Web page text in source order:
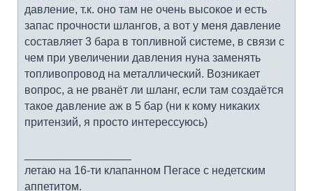
давление, т.к. оно там не очень высокое и есть
запас прочности шлангов, а вот у меня давление
составляет 3 бара в топливной системе, в связи с
чем при увеличении давления нуна заменять
топливопровод на металлический. Возникает
вопрос, а не рванёт ли шланг, если там создаётся
такое давление аж в 5 бар (ни к кому никаких
притензий, я просто интерессуюсь)
летаю на 16-ти клапанном Пегасе с недетским
аппетитом.